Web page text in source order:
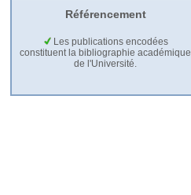
Référencement
Les publications encodées
constituent la bibliographie académique
de l'Université.